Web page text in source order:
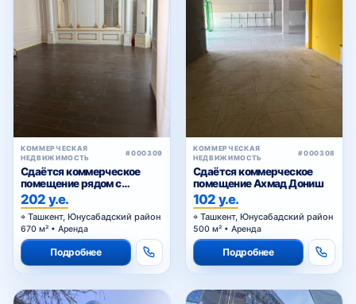
КОММЕРЧЕСКАЯ
НЕДВИЖИМОСТЬ
#000309
Сдаётся коммерческое
помещение рядом с
Алайским
202 у.е.
Ташкент, Юнусабадский район
670 м² • Аренда
Подробнее
КОММЕРЧЕСКАЯ
НЕДВИЖИМОСТЬ
#000308
Сдаётся коммерческое
помещение Ахмад Дониш
102 у.е.
Ташкент, Юнусабадский район
500 м² • Аренда
Подробнее